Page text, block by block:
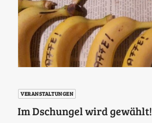
VERANSTALTUNGEN
Im Dschungel wird gewählt!